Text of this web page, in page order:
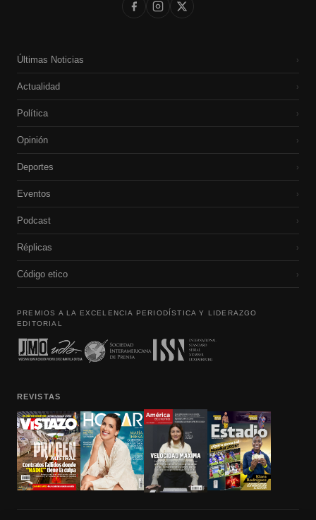
Últimas Noticias ›
Actualidad ›
Política ›
Opinión ›
Deportes ›
Eventos ›
Podcast ›
Réplicas ›
Código etico ›
PREMIOS A LA EXCELENCIA PERIODÍSTICA Y LIDERAZGO
EDITORIAL
REVISTAS